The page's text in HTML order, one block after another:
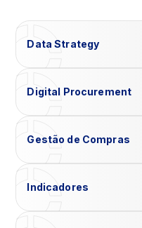
Data Strategy
Digital Procurement
Gestão de Compras
Indicadores